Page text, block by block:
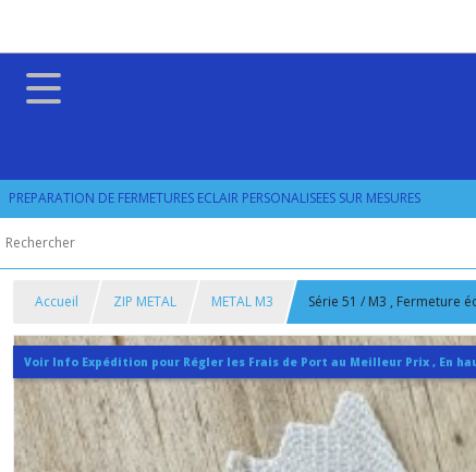
PREPARATION DE FERMETURES ECLAIR PERSONALISEES SUR MESURES
Accueil ZIP METAL METAL M3 Série 51 / M3 , Fermeture
Voir Info Expédition pour Régler les Frais de Port au Meilleur Prix , En